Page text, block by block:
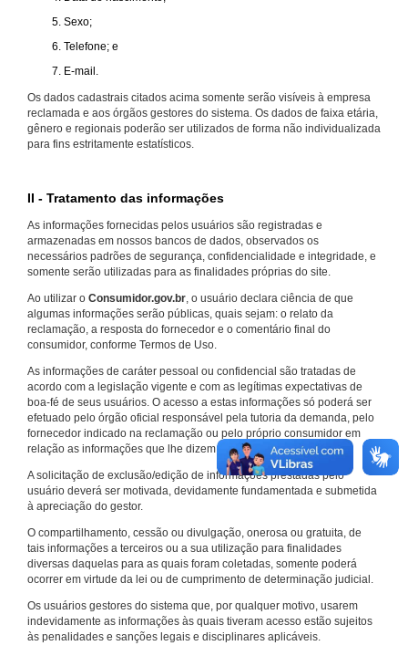
Sexo;
Telefone; e
E-mail.
Os dados cadastrais citados acima somente serão visíveis à empresa
reclamada e aos órgãos gestores do sistema. Os dados de faixa etária,
gênero e regionais poderão ser utilizados de forma não individualizada
para fins estritamente estatísticos.
II - Tratamento das informações
As informações fornecidas pelos usuários são registradas e
armazenadas em nossos bancos de dados, observados os
necessários padrões de segurança, confidencialidade e integridade, e
somente serão utilizadas para as finalidades próprias do site.
Ao utilizar o Consumidor.gov.br, o usuário declara ciência de que
algumas informações serão públicas, quais sejam: o relato da
reclamação, a resposta do fornecedor e o comentário final do
consumidor, conforme Termos de Uso.
As informações de caráter pessoal ou confidencial são tratadas de
acordo com a legislação vigente e com as legítimas expectativas de
boa-fé de seus usuários. O acesso a estas informações só poderá ser
efetuado pelo órgão oficial responsável pela tutoria da demanda, pelo
fornecedor indicado na reclamação ou pelo próprio consumidor em
relação as informações que lhe dizem respeito.
A solicitação de exclusão/edição de informações prestadas pelo
usuário deverá ser motivada, devidamente fundamentada e submetida
à apreciação do gestor.
O compartilhamento, cessão ou divulgação, onerosa ou gratuita, de
tais informações a terceiros ou a sua utilização para finalidades
diversas daquelas para as quais foram coletadas, somente poderá
ocorrer em virtude da lei ou de cumprimento de determinação judicial.
Os usuários gestores do sistema que, por qualquer motivo, usarem
indevidamente as informações às quais tiveram acesso estão sujeitos
às penalidades e sanções legais e disciplinares aplicáveis.